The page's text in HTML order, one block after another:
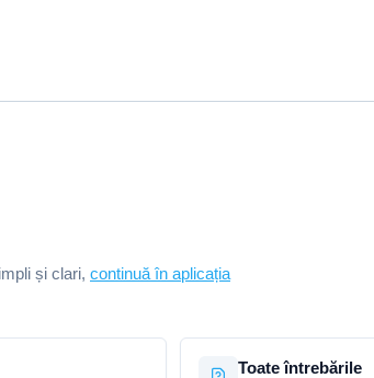
și clari, continuă în aplicația
Toate întrebările